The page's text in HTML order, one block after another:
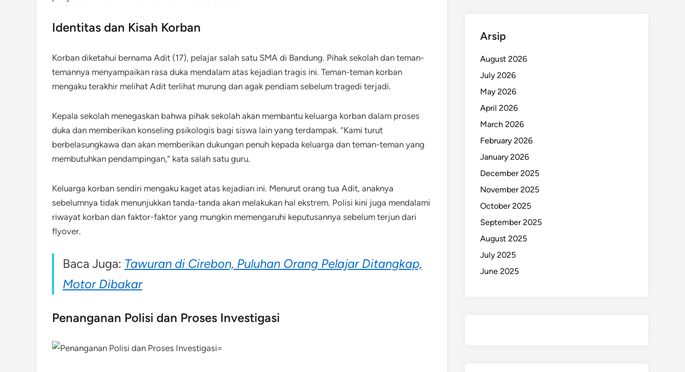
Identitas dan Kisah Korban
Korban diketahui bernama Adit (17), pelajar salah satu SMA di Bandung. Pihak sekolah dan teman-
temannya menyampaikan rasa duka mendalam atas kejadian tragis ini. Teman-teman korban
mengaku terakhir melihat Adit terlihat murung dan agak pendiam sebelum tragedi terjadi.
Kepala sekolah menegaskan bahwa pihak sekolah akan membantu keluarga korban dalam proses
duka dan memberikan konseling psikologis bagi siswa lain yang terdampak. “Kami turut
berbelasungkawa dan akan memberikan dukungan penuh kepada keluarga dan teman-teman yang
membutuhkan pendampingan,” kata salah satu guru.
Keluarga korban sendiri mengaku kaget atas kejadian ini. Menurut orang tua Adit, anaknya
sebelumnya tidak menunjukkan tanda-tanda akan melakukan hal ekstrem. Polisi kini juga mendalami
riwayat korban dan faktor-faktor yang mungkin memengaruhi keputusannya sebelum terjun dari
flyover.
Baca Juga: Tawuran di Cirebon, Puluhan Orang Pelajar Ditangkap,
Motor Dibakar
Penanganan Polisi dan Proses Investigasi
Arsip
August 2026
July 2026
May 2026
April 2026
March 2026
February 2026
January 2026
December 2025
November 2025
October 2025
September 2025
August 2025
July 2025
June 2025